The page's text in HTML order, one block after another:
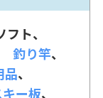
フト
釣り竿
品
ー板